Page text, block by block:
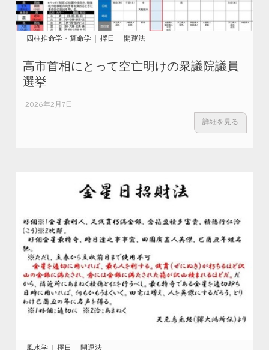
四柱推命学・算命学 擇日 開運法
高市首相にとって空亡明けの衆議院議員
選挙
2026年2月7日
詳細を見る